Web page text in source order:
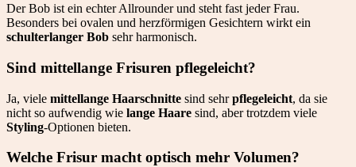
Der Bob ist ein echter Allrounder und steht fast jeder Frau.
Besonders bei ovalen und herzförmigen Gesichtern wirkt ein
schulterlanger Bob sehr harmonisch.
Sind mittellange Frisuren pflegeleicht?
Ja, viele mittellange Haarschnitte sind sehrpflegeleicht, da sie
nicht so aufwendig wie lange Haare sind, aber trotzdem viele
Styling-Optionen bieten.
Welche Frisur macht optisch mehr Volumen?